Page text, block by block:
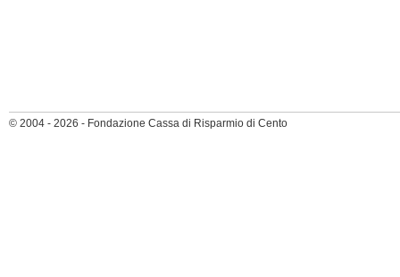
© 2004 - 2026 - Fondazione Cassa di Risparmio di Cento